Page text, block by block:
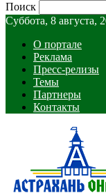
Поиск
Суббота, 8 августа,
О портале
Реклама
Пресс-релизы
Темы
Партнеры
Контакты